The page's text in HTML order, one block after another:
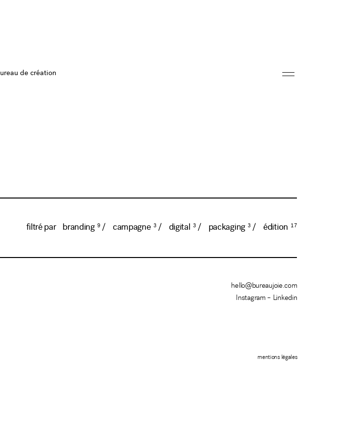
de création
filtré par branding 9 campagne 3 digital 3 packaging 3 édition 17
hello@bureaujoie.com
Instagram – Linkedin
mentions légales